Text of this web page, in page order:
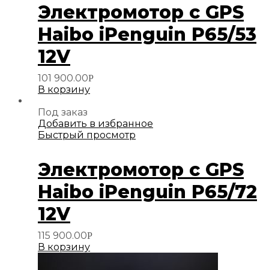
Электромотор с GPS
Haibo iPenguin P65/53
12V
101 900.00Р
В корзину
Под заказ
Добавить в избранное
Быстрый просмотр
Электромотор с GPS
Haibo iPenguin P65/72
12V
115 900.00Р
В корзину